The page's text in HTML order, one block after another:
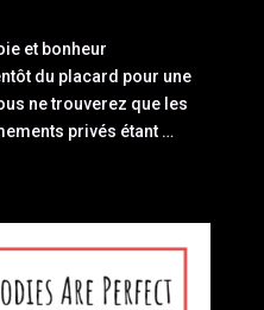
et bonheur
du placard pour une
ne trouverez que les
privés étant …